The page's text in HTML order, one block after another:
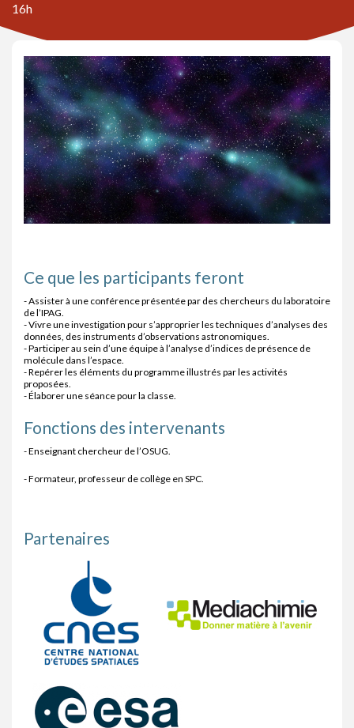
16h
Ce que les participants feront
- Assister à une conférence présentée par des chercheurs du laboratoire
de l’IPAG.
- Vivre une investigation pour s’approprier les techniques d’analyses des
données, des instruments d’observations astronomiques.
- Participer au sein d’une équipe à l’analyse d’indices de présence de
molécule dans l’espace.
- Repérer les éléments du programme illustrés par les activités
proposées.
- Élaborer une séance pour la classe.
Fonctions des intervenants
- Enseignant chercheur de l’OSUG.
- Formateur, professeur de collège en SPC.
Partenaires